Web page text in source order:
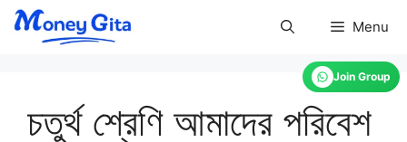
Join Group
Skip
Menu
চতুর্থ শ্রেণি আমাদের পরিবেশ